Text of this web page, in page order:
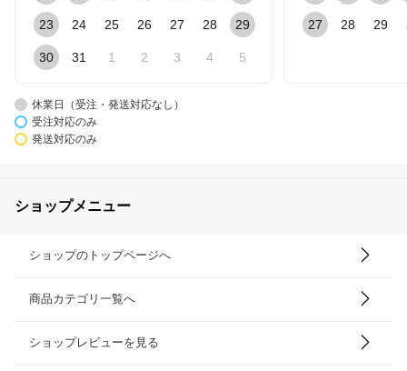
23 24 25 26 27 28 29
30 31 1 2 3 4 5
27 28 29
休業日（受注・発送対応なし）
受注対応のみ
発送対応のみ
ショップメニュー
ショップのトップページへ
商品カテゴリ一覧へ
ショップレビューを見る